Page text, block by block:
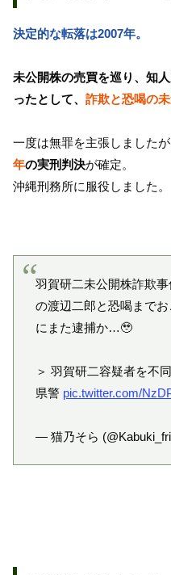
決定的な転落は2007年。
未公開株の売買を巡り、知
ったとして、 詐欺と恐喝の
一度は無罪を主張しました
年の実刑判決が確定。
沖縄刑務所に服役しました。
羽賀研二未公開株詐欺
の渡辺二郎と恐喝まで
にまた逮捕か…🥹
＞ 羽賀研二容疑者を不
県警 pic.twitter.com/
— 猫乃そら